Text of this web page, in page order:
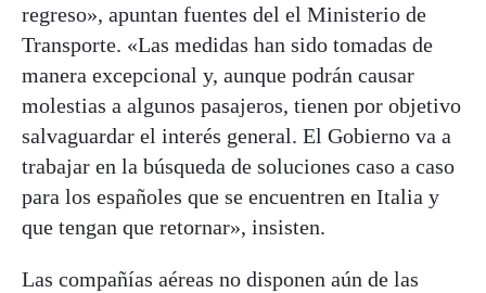
regreso», apuntan fuentes del el Ministerio de
Transporte. «Las medidas han sido tomadas de
manera excepcional y, aunque podrán causar
molestias a algunos pasajeros, tienen por objetivo
salvaguardar el interés general. El Gobierno va a
trabajar en la búsqueda de soluciones caso a caso
para los españoles que se encuentren en Italia y
que tengan que retornar», insisten.
Las compañías aéreas no disponen aún de las